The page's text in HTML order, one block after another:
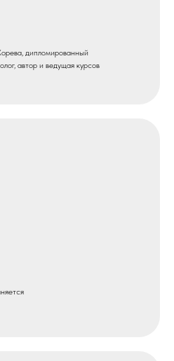
дипломированный
автор и ведущая курсов